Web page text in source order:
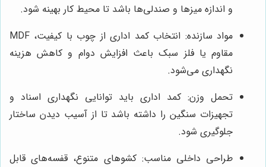
و اندازه میزها و صندلی‌ها باشد تا محیط کار بهینه شود.
مواد سازنده: انتخاب کمد اداری از چوب با کیفیت، MDF
مقاوم یا فلز سبک باعث افزایش دوام و کاهش هزینه
نگهداری می‌شود.
تحمل وزن: کمد اداری باید توانایی نگهداری اسناد و
تجهیزات سنگین را داشته باشد تا از آسیب دیدن ساختار
جلوگیری شود.
طراحی داخلی مناسب: کشوهای متنوع، قفسه‌های قابل